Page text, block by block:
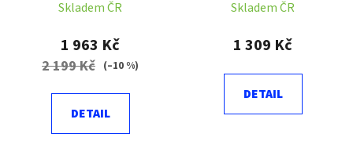
kg
Skladem ČR
1 963 Kč
2 199 Kč (–10 %)
DETAIL
červenorežná
Skladem ČR
1 309 Kč
DETAIL